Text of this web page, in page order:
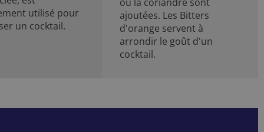
utilisé pour
un cocktail.
ajoutées. Les Bitters
d'orange servent à
arrondir le goût d'un
cocktail.